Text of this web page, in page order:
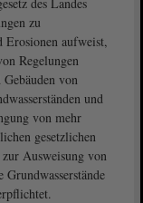
zu
Erosionen aufweist,
Regelungen
von
und
von mehr
gesetzlichen
Ausweisung von
Grundwasserstände